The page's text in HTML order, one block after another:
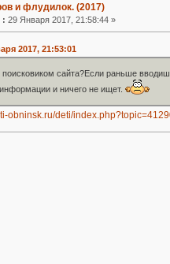
и флудилок. (2017)
: 29 Января 2017, 21:58:44 »
2017, 21:53:01
поисковиком сайта?Если раньше
и ничего не ищет.
obninsk.ru/deti/